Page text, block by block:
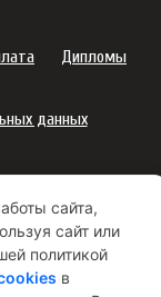
сайта,
сайт или
политикой
в
Дипломы
данных
платежей